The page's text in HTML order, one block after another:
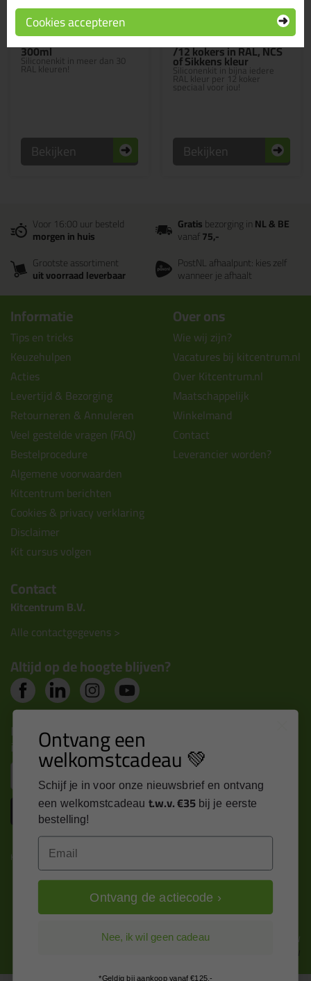
Soudal Silirub Color
300ml
Siliconenkit in meer dan 30
RAL kleuren!
8,95
Bekijken
Seal-it Silicon 218 doos
/12 kokers in RAL, NCS
of Sikkens kleur
Siliconenkit in bijna iedere
RAL kleur per 12 koker
speciaal voor jou!
249,
Bekijken
Voor 16:00 uur besteld
morgen in huis
Gratisbezorging inNL & BE
vanaf75,-
Grootste assortiment
uit voorraad leverbaar
PostNL afhaalpunt: kies zelf
wanneer je afhaalt
Informatie
Tips en tricks
Keuzehulpen
Acties
Levertijd & Bezorging
Retourneren & Annuleren
Veel gestelde vragen (FAQ)
Bestelprocedure
Algemene voorwaarden
Kitcentrum berichten
Cookies & privacy verklaring
Disclaimer
Kit cursus volgen
Over ons
Wie wij zijn?
Vacatures bij kitcentrum.nl
Over Kitcentrum.nl
Maatschappelijk
Winkelmand
Contact
Leverancier worden?
Contact
Kitcentrum B.V.
Alle contactgegevens >
Altijd op de hoogte blijven?
Nieuws, tips en exclusieve deals rechtstreeks in je
inbox
Inschrijven
Kitcentrum is trots op:
Alle prijzen zijn in EURO en excl. 21% BTW
wijzig naar incl. BTW
Cookies accepteren
Ontvang een
welkomstcadeau 💚
Schijf je in voor onze nieuwsbrief en ontvang
een welkomstcadeau t.w.v. €35 bij je eerste
bestelling!
Email
Ontvang de actiecode ›
Nee, ik wil geen cadeau
*Geldig bij aankoop vanaf €125,-